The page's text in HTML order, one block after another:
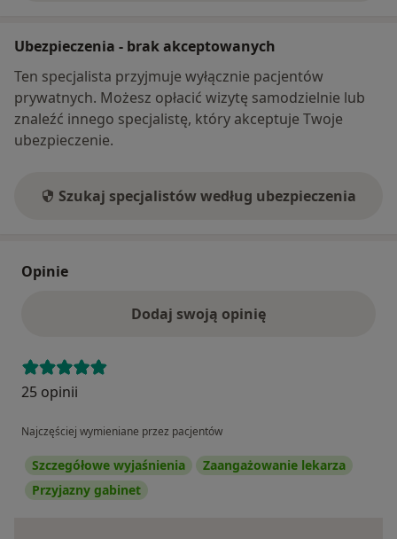
Ubezpieczenia - brak akceptowanych
Ten specjalista przyjmuje wyłącznie pacjentów
prywatnych. Możesz opłacić wizytę samodzielnie lub
znaleźć innego specjalistę, który akceptuje Twoje
ubezpieczenie.
Szukaj specjalistów według ubezpieczenia
Opinie
Dodaj swoją opinię
25 opinii
Najczęściej wymieniane przez pacjentów
Szczegółowe wyjaśnienia
Zaangażowanie lekarza
Przyjazny gabinet